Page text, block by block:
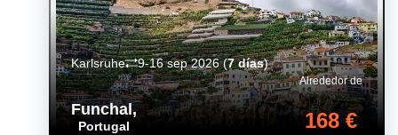
Funchal,
Portugal
Alrededor de
168 €
Karlsruhe 9-16 sep 2026(7 días)